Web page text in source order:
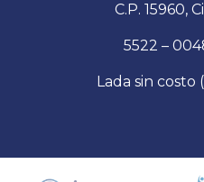
C.P. 15960,
5522 –
Lada sin costo